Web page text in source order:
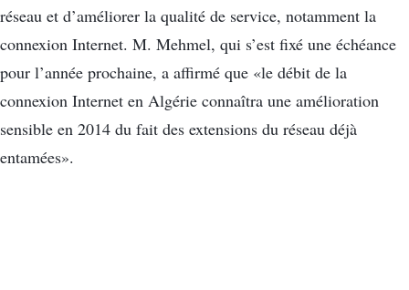
réseau et d’améliorer la qualité de service, notamment la
connexion Internet. M. Mehmel, qui s’est fixé une échéance
pour l’année prochaine, a affirmé que «le débit de la
connexion Internet en Algérie connaîtra une amélioration
sensible en 2014 du fait des extensions du réseau déjà
entamées».